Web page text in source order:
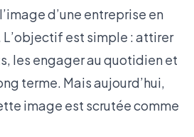
d’une entreprise en
L’objectif est simple : attirer
les engager au quotidien et
terme. Mais aujourd’hui,
image est scrutée comme